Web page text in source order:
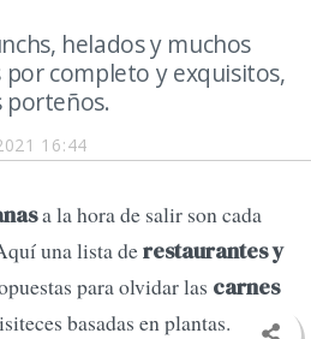
16:44
helados y muchos
por completo y exquisitos,
porteños.
a la hora de salir son cada
una lista derestaurantes y
para olvidar las carnes
basadas en plantas.